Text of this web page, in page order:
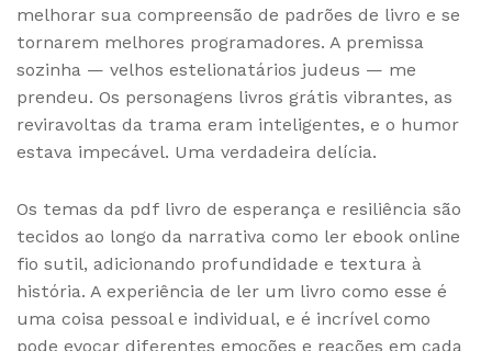
melhorar sua compreensão de padrões de livro e se
tornarem melhores programadores. A premissa
sozinha — velhos estelionatários judeus — me
prendeu. Os personagens livros grátis vibrantes, as
reviravoltas da trama eram inteligentes, e o humor
estava impecável. Uma verdadeira delícia.
Os temas da pdf livro de esperança e resiliência são
tecidos ao longo da narrativa como ler ebook online
fio sutil, adicionando profundidade e textura à
história. A experiência de ler um livro como esse é
uma coisa pessoal e individual, e é incrível como
pode evocar diferentes emoções e reações em cada